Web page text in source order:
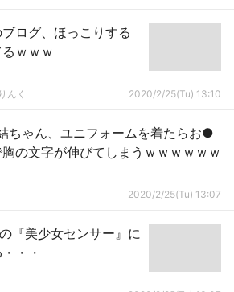
ログ、ほっこりする
ｗｗｗ
んく 2020/2/25(Tu) 13:10
ちゃん、ユニフォームを着たらお●
の文字が伸びてしまうｗｗｗｗｗｗ
2020/2/25(Tu) 13:07
『美少女センサー』に
・・